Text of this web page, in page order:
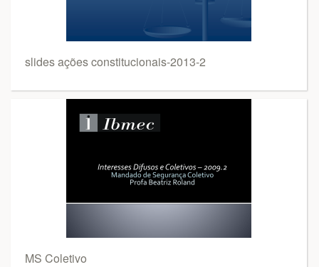
slides ações constitucionais-2013-2
MS Coletivo